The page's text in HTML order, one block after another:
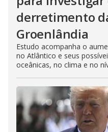
derretimento
Groenlândia
Estudo acompanha o
no Atlântico e seus
oceânicas, no clima e no